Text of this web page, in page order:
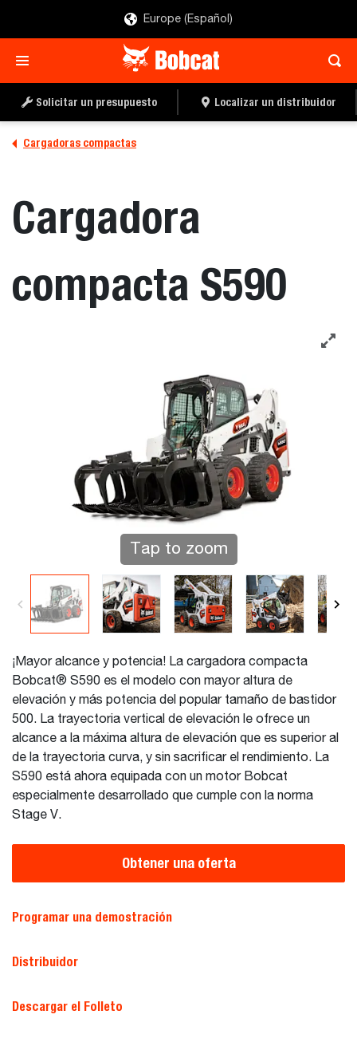
Europe (Español)
Solicitar un presupuesto Localizar un distribuidor
Cargadoras compactas
Cargadora
compacta S590
Tap to zoom
¡Mayor alcance y potencia! La cargadora compacta
Bobcat® S590 es el modelo con mayor altura de
elevación y más potencia del popular tamaño de bastidor
500. La trayectoria vertical de elevación le ofrece un
alcance a la máxima altura de elevación que es superior al
de la trayectoria curva, y sin sacrificar el rendimiento. La
S590 está ahora equipada con un motor Bobcat
especialmente desarrollado que cumple con la norma
Stage V.
Obtener una oferta
Programar una demostración
Distribuidor
Descargar el Folleto
OBTENER UNA OFERTA DISTRIBUIDOR